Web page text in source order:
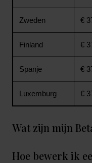
Zweden €
Finland €
Spanje €
Luxemburg €
Wat zijn mijn
Hoe bewerk ik